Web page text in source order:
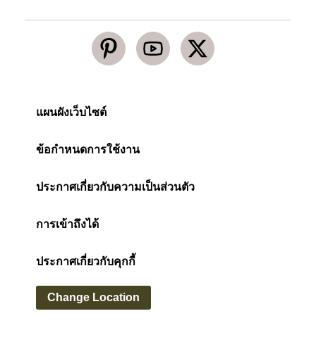
แผนผังเว็บไซต์
ข้อกำหนดการใช้งาน
ประกาศเกี่ยวกับความเป็นส่วนตัว
การเข้าถึงได้
ประกาศเกี่ยวกับคุกกี้
Change Location